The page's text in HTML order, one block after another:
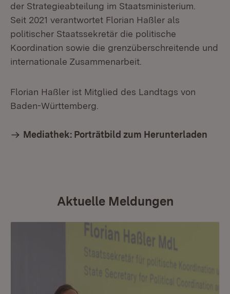
der Strategieabteilung im Staatsministerium.
Seit 2021 verantwortet Florian Haßler als
politischer Staatssekretär die politische
Koordination sowie die grenzüberschreitende und
internationale Zusammenarbeit.
Florian Haßler ist Mitglied des Landtags von
Baden-Württemberg.
Mediathek: Porträtbild zum Herunterladen
Aktuelle Meldungen